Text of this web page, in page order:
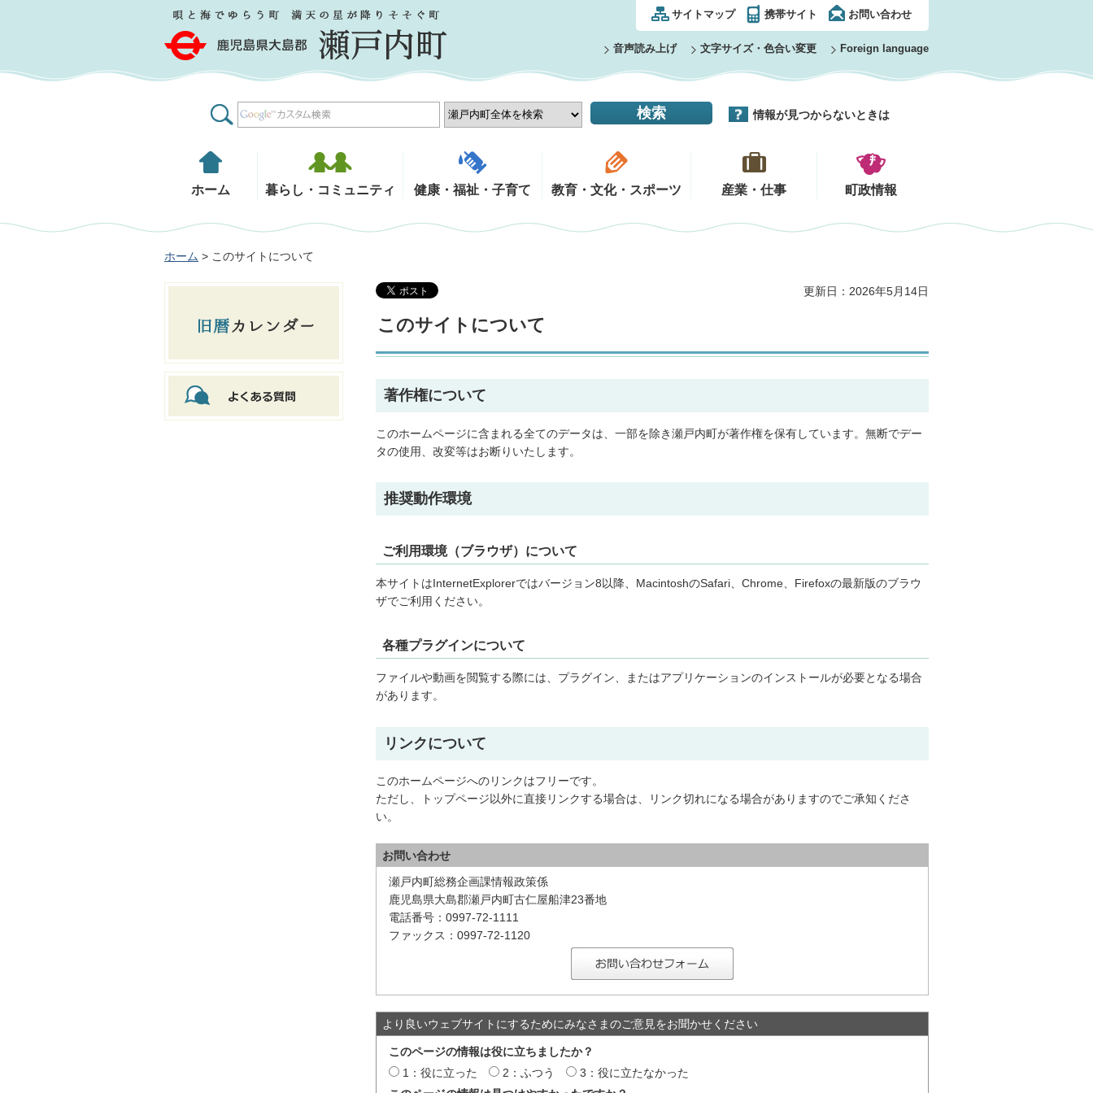
鹿児島県大島郡 瀬戸内町 サイトマップ 携帯サイト お問い合わせ
音声読み上げ 文字サイズ・色合い変更 Foreign language
情報が見つからないときは
ホーム 暮らし・コミュニティ 健康・福祉・子育て 教育・文化・スポーツ 産業・仕事 町政情報
ホーム > このサイトについて
更新日：2026年5月14日
このサイトについて
著作権について
このホームページに含まれる全てのデータは、一部を除き瀬戸内町が著作権を保有しています。無断でデー
タの使用、改変等はお断りいたします。
推奨動作環境
ご利用環境（ブラウザ）について
本サイトはInternetExplorerではバージョン8以降、MacintoshのSafari、Chrome、Firefoxの最新版のブラウ
ザでご利用ください。
各種プラグインについて
ファイルや動画を閲覧する際には、プラグイン、またはアプリケーションのインストールが必要となる場合
があります。
リンクについて
このホームページへのリンクはフリーです。
ただし、トップページ以外に直接リンクする場合は、リンク切れになる場合がありますのでご承知くださ
い。
お問い合わせ
瀬戸内町総務企画課情報政策係
鹿児島県大島郡瀬戸内町古仁屋船津23番地
電話番号：0997-72-1111
ファックス：0997-72-1120
より良いウェブサイトにするためにみなさまのご意見をお聞かせください
このページの情報は役に立ちましたか？
1：役に立った
2：ふつう
3：役に立たなかった